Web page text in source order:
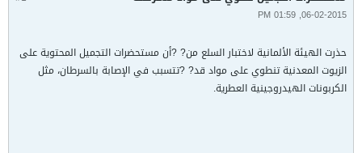
06-02-2015, 01:59 PM
حذرت الهيئة الألمانية لاختبار السلع من? ?أن مستحضرات التجميل المحتوية على
الزيوت المعدنية تنطوي على مواد قد? ?تتسبب في الإصابة بالسرطان، مثل
الكربونات الهيدروجينية العطرية.